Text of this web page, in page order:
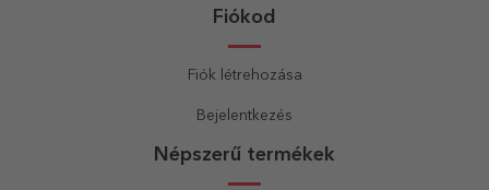
Fiókod
Fiók létrehozása
Bejelentkezés
Népszerű termékek